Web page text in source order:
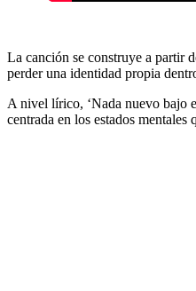
La canción se construye a partir
perder una identidad propia
A nivel lírico, ‘Nada nuevo bajo
centrada en los estados